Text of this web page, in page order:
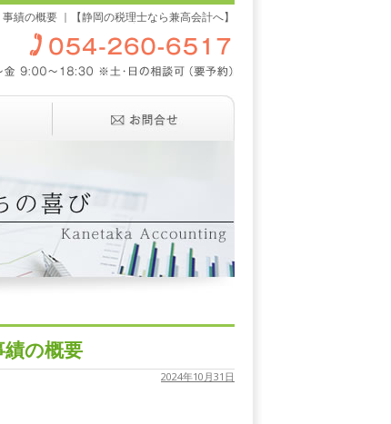
績の概要 ｜【静岡の税理士なら兼高会計へ】
の概要
2024年10月31日